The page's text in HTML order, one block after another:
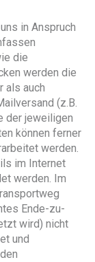
in Anspruch
die
werden die
als auch
(z.B.
der jeweiligen
können ferner
werden.
im Internet
werden. Im
Ende-zu-
wird) nicht
und